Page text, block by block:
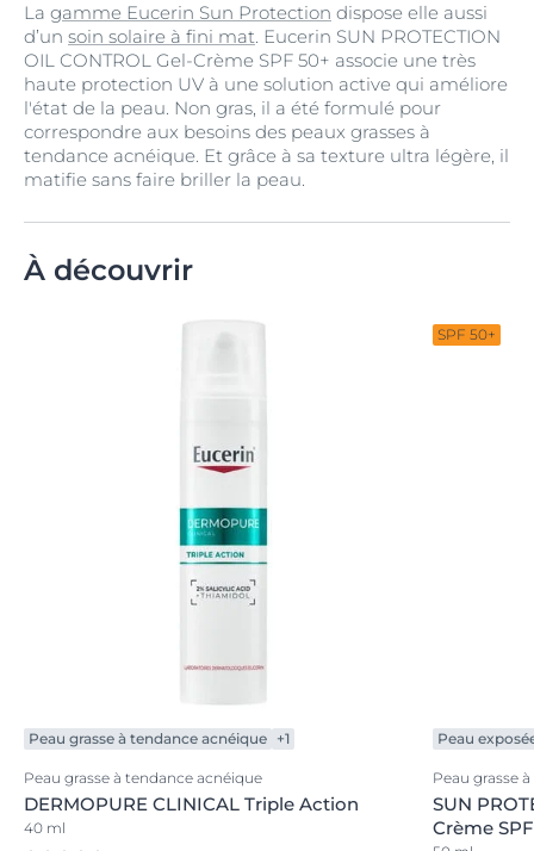
La gamme Eucerin Sun Protection dispose elle aussi
d’un soin solaire à fini mat. Eucerin SUN PROTECTION
OIL CONTROL Gel-Crème SPF 50+ associe une très
haute protection UV à une solution active qui améliore
l'état de la peau. Non gras, il a été formulé pour
correspondre aux besoins des peaux grasses à
tendance acnéique. Et grâce à sa texture ultra légère, il
matifie sans faire briller la peau.
À découvrir
Peau grasse à tendance acnéique +1
Peau grasse à tendance acnéique
DERMOPURE CLINICAL Triple Action
40 ml
SPF 50+
Peau
Peau grasse
SUN
Crème